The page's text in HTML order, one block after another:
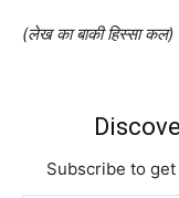
(लेख का बाकी हिस्सा कल)
Subscribe to
Type your email…